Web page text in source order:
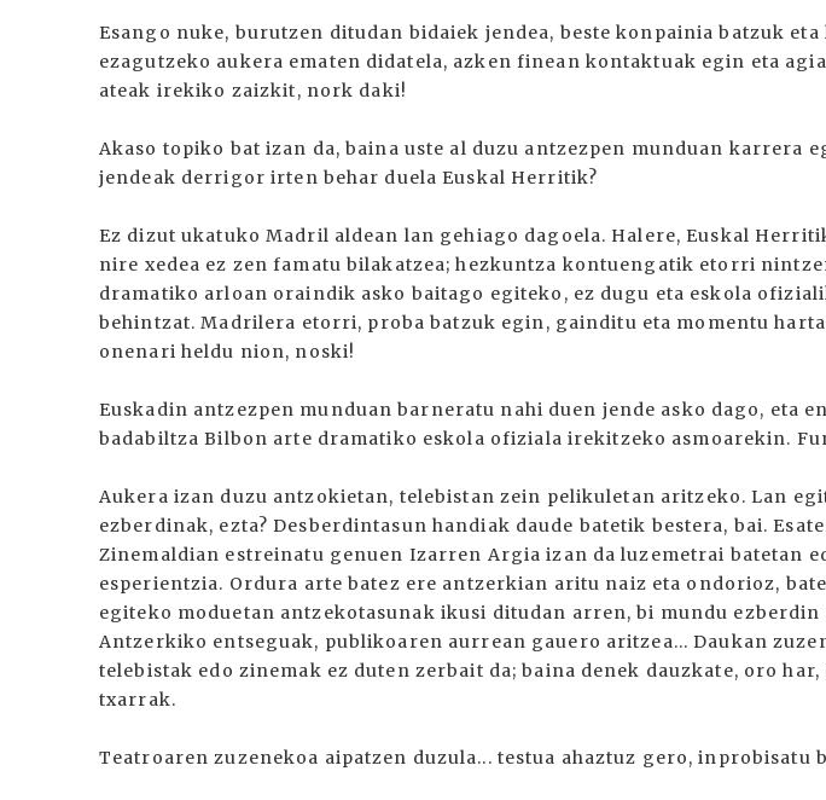
Esango nuke, burutzen ditudan bidaiek jendea, beste konpainia batzuk
ezagutzeko aukera ematen didatela, azken finean kontaktuak egin eta
ateak irekiko zaizkit, nork daki!
Akaso topiko bat izan da, baina uste al duzu antzezpen munduan karrera
jendeak derrigor irten behar duela Euskal Herritik?
Ez dizut ukatuko Madril aldean lan gehiago dagoela. Halere, Euskal
nire xedea ez zen famatu bilakatzea; hezkuntza kontuengatik etorri
dramatiko arloan oraindik asko baitago egiteko, ez dugu eta eskola
behintzat. Madrilera etorri, proba batzuk egin, gainditu eta momentu
onenari heldu nion, noski!
Euskadin antzezpen munduan barneratu nahi duen jende asko dago, eta
badabiltza Bilbon arte dramatiko eskola ofiziala irekitzeko asmoarekin.
Aukera izan duzu antzokietan, telebistan zein pelikuletan aritzeko. Lan
ezberdinak, ezta? Desberdintasun handiak daude batetik bestera, bai.
Zinemaldian estreinatu genuen Izarren Argia izan da luzemetrai batetan
esperientzia. Ordura arte batez ere antzerkian aritu naiz eta ondorioz,
egiteko moduetan antzekotasunak ikusi ditudan arren, bi mundu ezberdin
Antzerkiko entseguak, publikoaren aurrean gauero aritzea... Daukan
telebistak edo zinemak ez duten zerbait da; baina denek dauzkate, oro har,
txarrak.
Teatroaren zuzenekoa aipatzen duzula... testua ahaztuz gero, inprobisatu